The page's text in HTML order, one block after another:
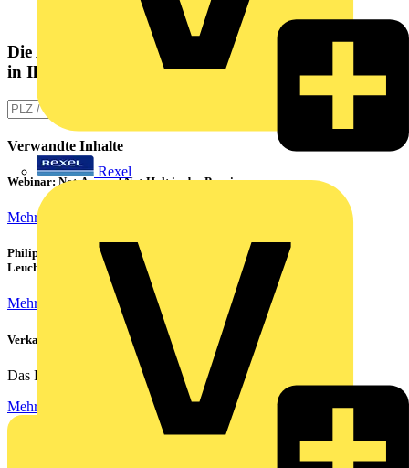
Rexel
Die Altlampen Sammelstelle
in Ihrer Nähe
Verwandte Inhalte
Webinar: Not-Aus und Not-Halt in der Praxis
Mehr lesen
Philips CorePro LED-Röhren: Der preiswerte 1:1 Ersatz für
Leuchtstoffröhren
Mehr lesen
Verkabelung von Rechenzentren
Das Rechenzentrum ist das Herzstück eines jeden...
Mehr lesen